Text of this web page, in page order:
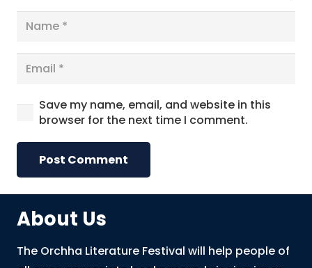
Save my name, email, and website in this
browser for the next time I comment.
Post Comment
About Us
The Orchha Literature Festival will help people of